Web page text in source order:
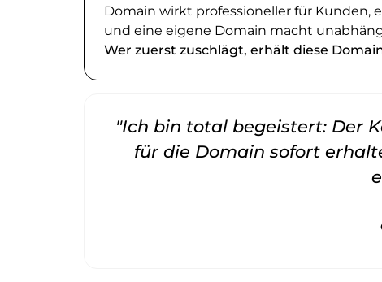
Domain wirkt professioneller für Kunden,
und eine eigene Domain macht
Wer zuerst zuschlägt, erhält diese
"Ich bin total begeistert: Der
für die Domain sofort